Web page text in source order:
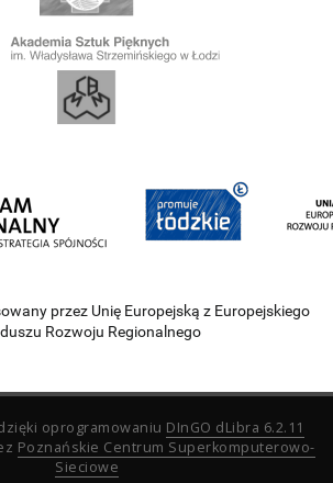
przez Unię Europejską z Europejskiego
Rozwoju Regionalnego
oprogramowaniu DInGO dLibra 6.2.11
Poznańskie Centrum Superkomputerowo-
Sieciowe